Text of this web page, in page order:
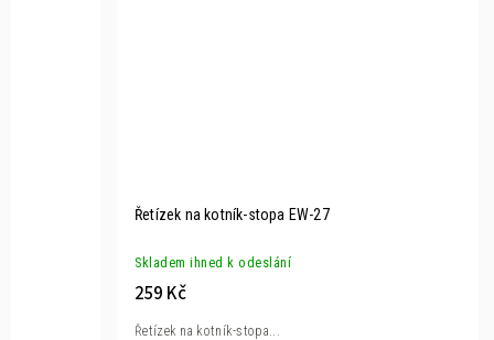
Řetízek na kotník-stopa EW-27
Skladem ihned k odeslání
259 Kč
Řetízek na kotník-stopa...